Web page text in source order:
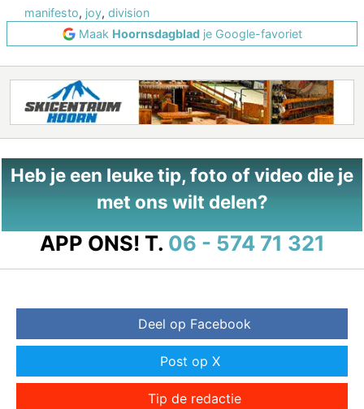
manifesto, joy, division
Maak Hoornsdagbladje Google-favoriet
Heb je een leuke tip, foto of video die je
met ons wilt delen?
APP ONS! T. 06 - 574 71 321
Deel op Facebook
Post op X
Tip de redactie